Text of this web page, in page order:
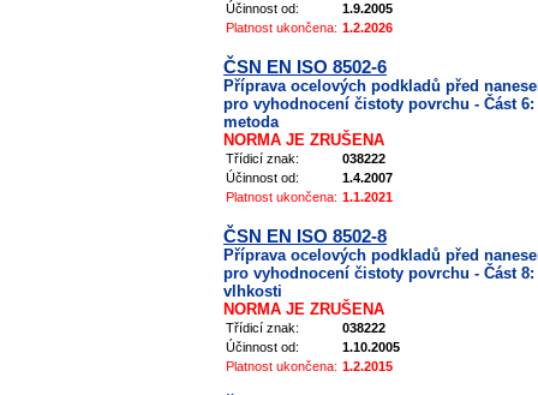
Účinnost od:
1.9.2005
Platnost ukončena: 1.2.2026
ČSN EN ISO 8502-6
Příprava ocelových podkladů před
pro vyhodnocení čistoty povrchu - Část
metoda
NORMA JE ZRUŠENA
Třídicí znak:
038222
Účinnost od:
1.4.2007
Platnost ukončena: 1.1.2021
ČSN EN ISO 8502-8
Příprava ocelových podkladů před
pro vyhodnocení čistoty povrchu - Část
vlhkosti
NORMA JE ZRUŠENA
Třídicí znak:
038222
Účinnost od:
1.10.2005
Platnost ukončena: 1.2.2015